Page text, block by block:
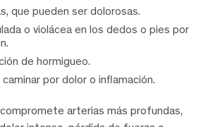
que pueden ser dolorosas.
o violácea en los dedos o pies por
de hormigueo.
por dolor o inflamación.
arterias más profundas,